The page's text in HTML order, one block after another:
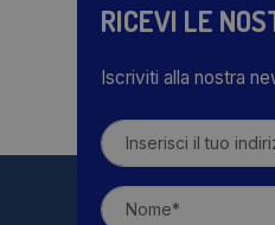
RICEVI LE
Iscriviti alla nostra